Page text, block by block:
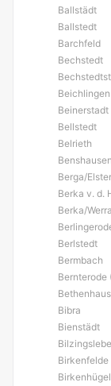
Ballstädt
Ballstedt
Barchfeld
Bechstedt
Beichlingen
Beinerstadt
Bellstedt
Belrieth
Benshausen
Berga/Elster
Berka v. d.
Berka/Werra
Berlstedt
Bermbach
Bernterode
Bibra
Bienstädt
Birkenfelde
Birkenhügel